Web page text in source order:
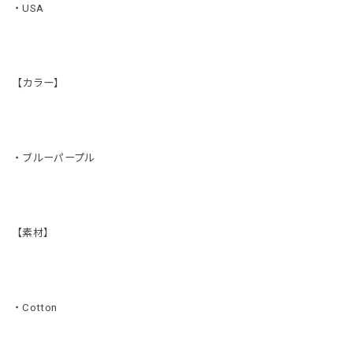
・USA
【カラー】
・ブルーパープル
【素材】
・Cotton